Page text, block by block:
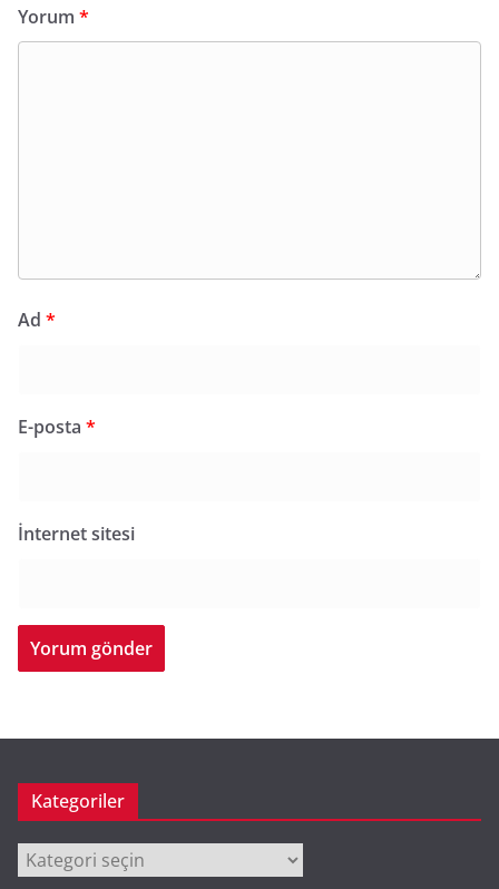
Yorum *
Ad *
E-posta *
İnternet sitesi
Kategoriler
Kategoriler